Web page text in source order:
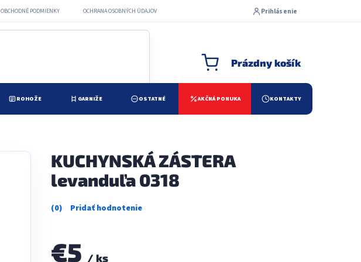
OBCHODNÉ PODMIENKY OCHRANA OSOBNÝCH ÚDAJOV Prihlásenie
NÁKUPNÝ KOŠÍK
Prázdny košík
ROHOŽE GARNIŽE OSTATNÉ AKČNÁ PONUKA KONTAKTY
KUCHYNSKÁ ZÁSTERA
levanduľa 0318
Priemerné
0,0
z
€5 / ks